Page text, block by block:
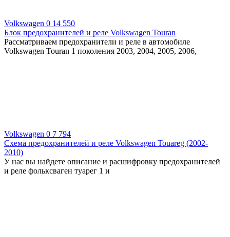
Volkswagen 0 14 550
Блок предохранителей и реле Volkswagen Touran
Рассматриваем предохранители и реле в автомобиле
Volkswagen Touran 1 поколения 2003, 2004, 2005, 2006,
Volkswagen 0 7 794
Схема предохранителей и реле Volkswagen Touareg (2002-
2010)
У нас вы найдете описание и расшифровку предохранителей
и реле фольксваген туарег 1 и